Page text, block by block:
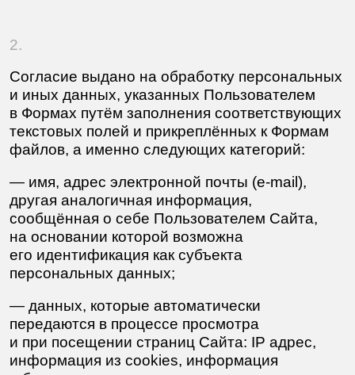
на основании которой возможна
его идентификация как субъекта
— данных, которые автоматически
передаются в процессе просмотра
и при посещении страниц Сайта: IP адрес,
информация из cookies, информация
о браузере, время доступа, адрес
предыдущей страницы).
3.
Согласие выдано на обработку персональных
данных в целях:
3.1. оказания услуг, обработки запросов
и заявок.
3.2. установления обратной связи, включая
направление уведомлений и запросов.